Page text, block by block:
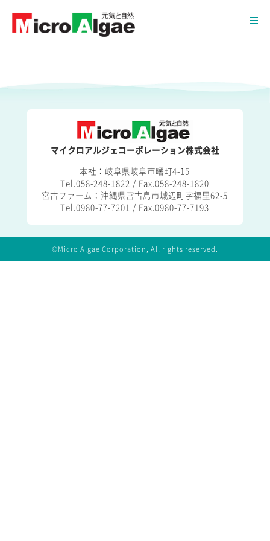
マイクロアルジェコーポレーション株式会社
本社：岐阜県岐阜市曙町4-15
Tel.058-248-1822 / Fax.058-248-1820
宮古ファーム：沖縄県宮古島市城辺町字福里62-5
Tel.0980-77-7201 / Fax.0980-77-7193
©Micro Algae Corporation, All rights reserved.